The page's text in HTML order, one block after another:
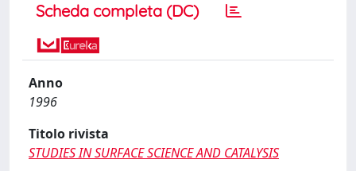
Scheda completa (DC)
Anno
1996
Titolo rivista
STUDIES IN SURFACE SCIENCE AND CATALYSIS